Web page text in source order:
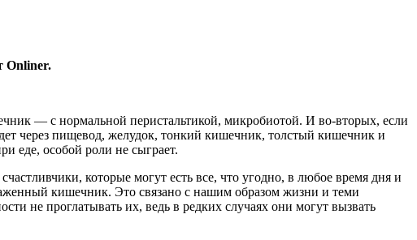
Onliner.
— с нормальной перистальтикой, микробиотой. И во-вторых, если
через пищевод, желудок, тонкий кишечник, толстый кишечник и
еде, особой роли не сыграет.
которые могут есть все, что угодно, в любое время дня и
кишечник. Это связано с нашим образом жизни и теми
не проглатывать их, ведь в редких случаях они могут вызвать